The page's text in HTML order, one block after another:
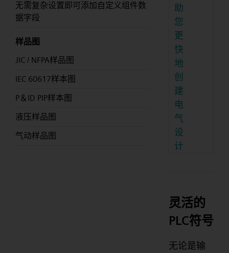
无需复杂设置即可添加自定义组件数
据字段
样品图
JIC / NFPA样品图
IEC 60617样本图
P＆ID PIP样本图
液压样品图
气动样品图
助
您
更
快
地
创
建
电
气
设
计
灵活的
PLC符号
无论是输